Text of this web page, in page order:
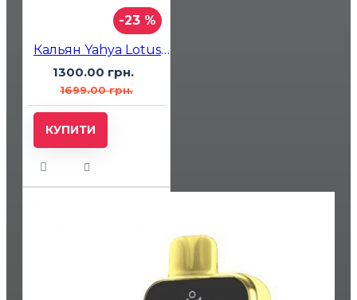
-23 %
Кальян Yahya Lotus Click Mini Червоний
1300.00 грн.
1699.00 грн.
КУПИТИ